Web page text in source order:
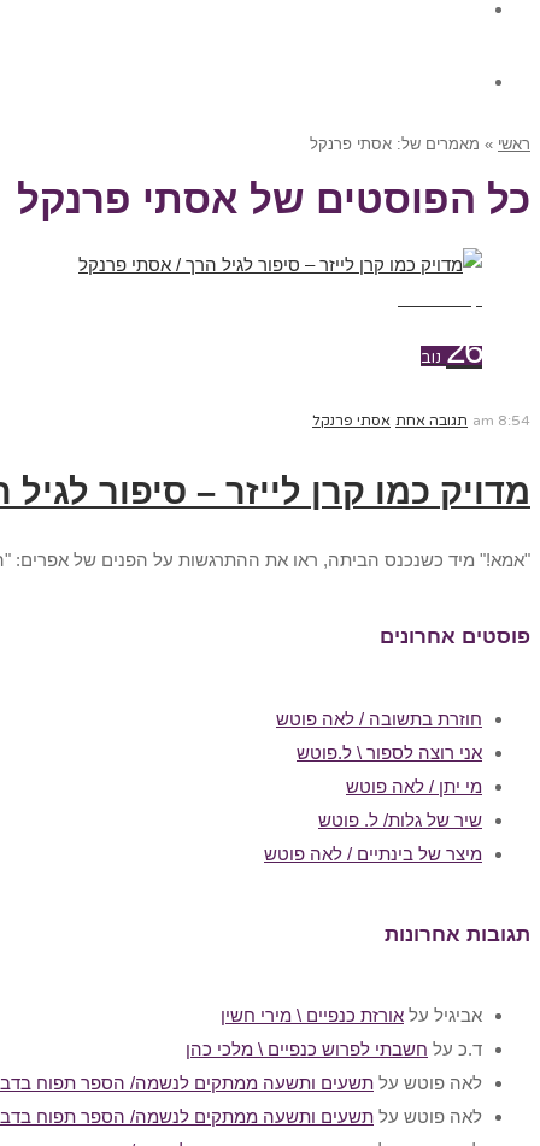
ראשי » מאמרים של: אסתי פרנקל
כל הפוסטים של אסתי פרנקל
26 נוב
8:54 am תגובה אחת אסתי פרנקל
מדויק כמו קרן לייזר – סיפור
"אמא!" מיד כשנכנס הביתה, ראו את ההתרגשות על הפנים של אפרים:
פוסטים אחרונים
חוזרת בתשובה / לאה פוטש
אני רוצה לספור \ ל.פוטש
מי יתן / לאה פוטש
שיר של גלות/ ל. פוטש
מיצר של בינתיים / לאה פוטש
תגובות אחרונות
אביגיל על אורזת כנפיים \ מירי חשין
ד.כ על חשבתי לפרוש כנפיים \ מלכי כהן
לאה פוטש על תשעים ותשעה ממתקים לנשמה/ הספר תפוח
לאה פוטש על תשעים ותשעה ממתקים לנשמה/ הספר תפוח